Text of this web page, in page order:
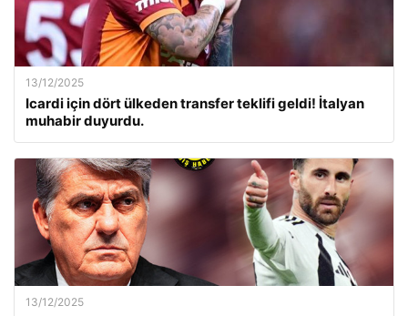
13/12/2025
Icardi için dört ülkeden transfer teklifi geldi! İtalyan
muhabir duyurdu.
13/12/2025